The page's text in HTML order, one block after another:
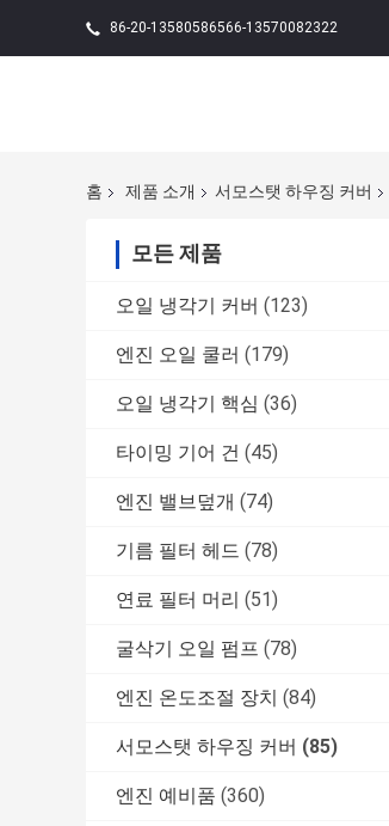
86-20-13580586566-13570082322
홈 제품 소개 서모스탯 하우징 커버
모든 제품
오일 냉각기 커버 (123)
엔진 오일 쿨러 (179)
오일 냉각기 핵심 (36)
타이밍 기어 건 (45)
엔진 밸브덮개 (74)
기름 필터 헤드 (78)
연료 필터 머리 (51)
굴삭기 오일 펌프 (78)
엔진 온도조절 장치 (84)
서모스탯 하우징 커버 (85)
엔진 예비품 (360)